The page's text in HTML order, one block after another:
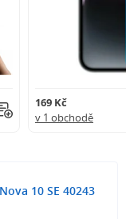
169 Kč
v 1 obchodě
10 SE 40243